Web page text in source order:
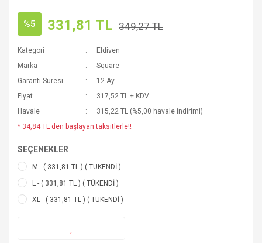
%5 331,81 TL 349,27 TL
Kategori
Eldiven
Marka
Square
Garanti Süresi
12 Ay
Fiyat
317,52 TL + KDV
Havale
315,22 TL (%5,00 havale indirimi)
* 34,84 TL den başlayan taksitlerle!!
SEÇENEKLER
M - ( 331,81 TL ) ( TÜKENDİ )
L - ( 331,81 TL ) ( TÜKENDİ )
XL - ( 331,81 TL ) ( TÜKENDİ )